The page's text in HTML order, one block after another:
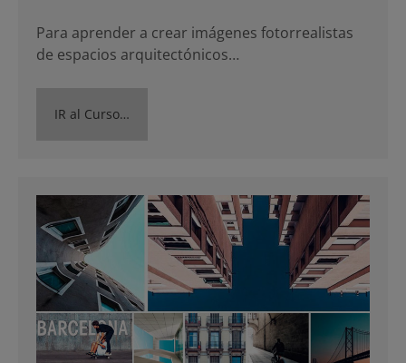
Para aprender a crear imágenes fotorrealistas
de espacios arquitectónicos…
IR al Curso…